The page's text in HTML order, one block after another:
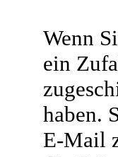
Wenn
ein
haben.
E-Mail